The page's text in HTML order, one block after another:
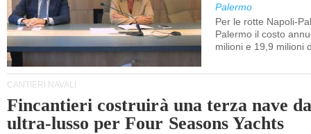
Palermo
Per le rotte Napoli-
Palermo il costo
milioni e 19,9 milioni
CANTIERI NAVALI
Fincantieri costruirà una terza nave
ultra-lusso per Four Seasons Yachts